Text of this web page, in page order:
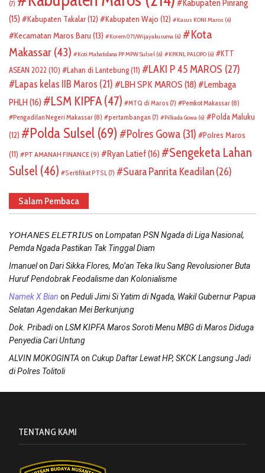
(7)
Kabupaten Pinrang
(15)
Kabupaten Takalar(12) Kabupaten Wajo (12) Kasus KONI Maros (6)
Kecamatan Maros Baru (13) Korem 071/Wijayakusuma (6)
Kota
Makassar (43) Koti Mahatidana PP MPW Sulsel (6) KPKNL PALOPO (6)
KTT
ASEAN 2022 (10) Lahan di Lantebung(11) LAKI P 45 MAROS (27)
Lapas kelas IIB Maros (21) LBH SPK MAROS (18)
Lembaga
PHLH (16) LSM KIPFA (47) MTQ di Maros (7) Pemkot Makassar (8)
Pengadilan Negeri Makassar (8) pertambangan (7) Pilkada Gowa (6)
Polda Maluku
(12)
Polda Sulsel (69) Polres Gowa (31)
Polres Maros
(11)
PT AMANAH FINANCE(9) Ryan Latief(16)
Sengeketa Lahan
Sulsel (46) Sertifikat PTSL (7) Suara Panrita Keadilan(26)
Salam Pembaca
𝘠𝘖𝘏𝘈𝘕𝘌𝘚 𝘌𝘓𝘌𝘛𝘙𝘐𝘜𝘚on Lompatan PSN Ngada di Liga Nasional,
Pemda Ngada Pastikan Tak Tinggal Diam
Imanuelon Dari Sikka Flores, Mo’an Teka Iku Sang Revolusioner Buta
Huruf Pendobrak Feodalisme dan Kolonialisme
Namek X Bian on Peduli Jimi Si Yatim di Ngada, Wakil Gubernur Papua
Selatan Agendakan Mei Berkunjung
Dok. Pribadion LSM KIPFA Maros Soroti Menu MBG di Maros Diduga
Penyedia Cari Untung
ALVIN MOKOGINTA on Cukup Daftar Lewat HP, SKCK Langsung Jadi
di Polres Tolitoli
TENTANG KAMI